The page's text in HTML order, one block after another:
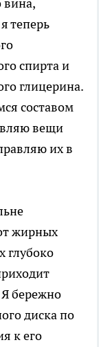
теперь
спирта и
глицерина.
составом
вещи
их в
жирных
глубоко
бережно
диска по
к его